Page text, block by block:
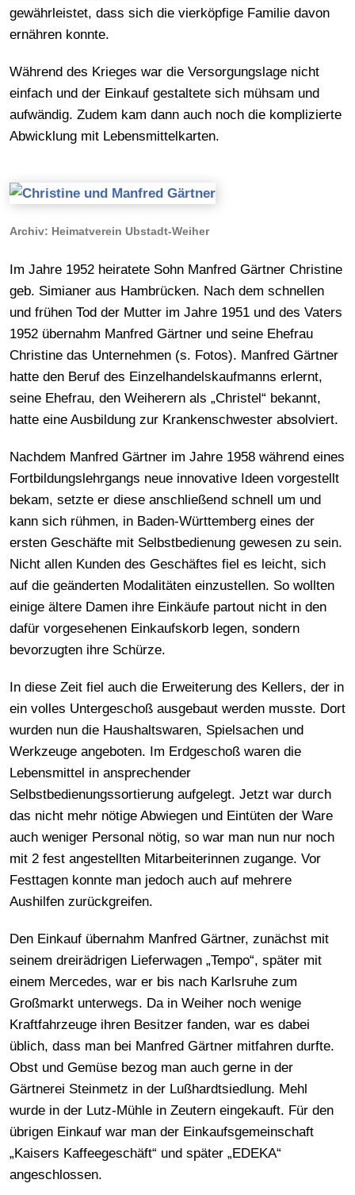
gewährleistet, dass sich die vierköpfige Familie davon
ernähren konnte.
Während des Krieges war die Versorgungslage nicht
einfach und der Einkauf gestaltete sich mühsam und
aufwändig. Zudem kam dann auch noch die komplizierte
Abwicklung mit Lebensmittelkarten.
Archiv: Heimatverein Ubstadt-Weiher
Im Jahre 1952 heiratete Sohn Manfred Gärtner Christine
geb. Simianer aus Hambrücken. Nach dem schnellen
und frühen Tod der Mutter im Jahre 1951 und des Vaters
1952 übernahm Manfred Gärtner und seine Ehefrau
Christine das Unternehmen (s. Fotos). Manfred Gärtner
hatte den Beruf des Einzelhandelskaufmanns erlernt,
seine Ehefrau, den Weiherern als „Christel“ bekannt,
hatte eine Ausbildung zur Krankenschwester absolviert.
Nachdem Manfred Gärtner im Jahre 1958 während eines
Fortbildungslehrgangs neue innovative Ideen vorgestellt
bekam, setzte er diese anschließend schnell um und
kann sich rühmen, in Baden-Württemberg eines der
ersten Geschäfte mit Selbstbedienung gewesen zu sein.
Nicht allen Kunden des Geschäftes fiel es leicht, sich
auf die geänderten Modalitäten einzustellen. So wollten
einige ältere Damen ihre Einkäufe partout nicht in den
dafür vorgesehenen Einkaufskorb legen, sondern
bevorzugten ihre Schürze.
In diese Zeit fiel auch die Erweiterung des Kellers, der in
ein volles Untergeschoß ausgebaut werden musste. Dort
wurden nun die Haushaltswaren, Spielsachen und
Werkzeuge angeboten. Im Erdgeschoß waren die
Lebensmittel in ansprechender
Selbstbedienungssortierung aufgelegt. Jetzt war durch
das nicht mehr nötige Abwiegen und Eintüten der Ware
auch weniger Personal nötig, so war man nun nur noch
mit 2 fest angestellten Mitarbeiterinnen zugange. Vor
Festtagen konnte man jedoch auch auf mehrere
Aushilfen zurückgreifen.
Den Einkauf übernahm Manfred Gärtner, zunächst mit
seinem dreirädrigen Lieferwagen „Tempo“, später mit
einem Mercedes, war er bis nach Karlsruhe zum
Großmarkt unterwegs. Da in Weiher noch wenige
Kraftfahrzeuge ihren Besitzer fanden, war es dabei
üblich, dass man bei Manfred Gärtner mitfahren durfte.
Obst und Gemüse bezog man auch gerne in der
Gärtnerei Steinmetz in der Lußhardtsiedlung. Mehl
wurde in der Lutz-Mühle in Zeutern eingekauft. Für den
übrigen Einkauf war man der Einkaufsgemeinschaft
„Kaisers Kaffeegeschäft“ und später „EDEKA“
angeschlossen.